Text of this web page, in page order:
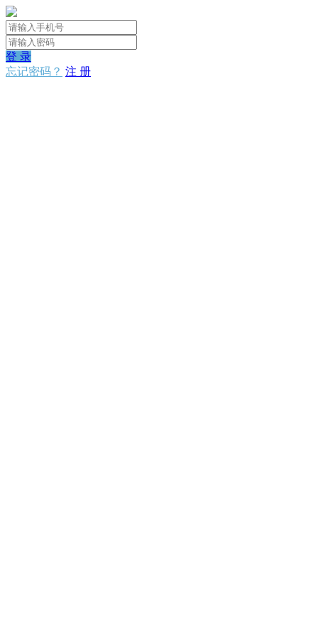
登 录
忘记密码？ 注 册